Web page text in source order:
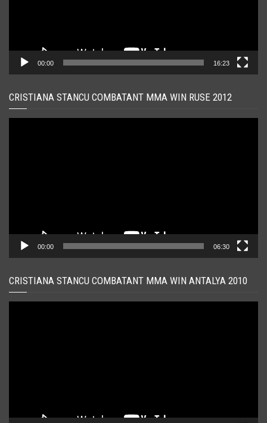
00:00 16:23
CRISTIANA STANCU COMBATANT MMA WIN RUSE 2012
00:00 06:30
CRISTIANA STANCU COMBATANT MMA WIN ANTALYA 2010